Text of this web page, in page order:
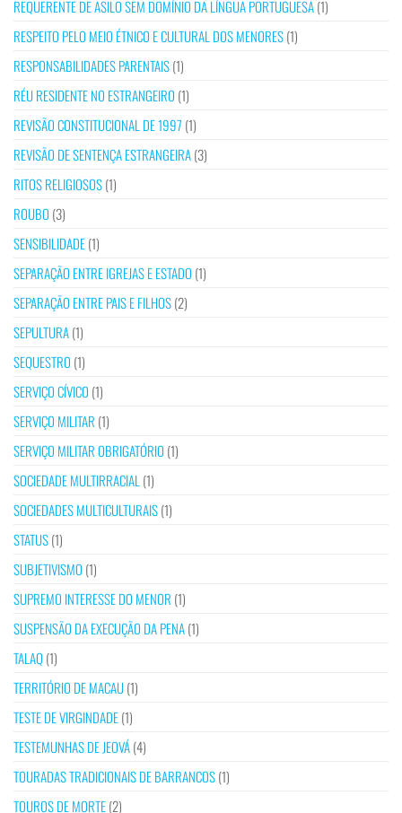
REQUERENTE DE ASILO SEM DOMÍNIO DA LÍNGUA PORTUGUESA(1)
RESPEITO PELO MEIO ÉTNICO E CULTURAL DOS MENORES(1)
RESPONSABILIDADES PARENTAIS(1)
RÉU RESIDENTE NO ESTRANGEIRO (1)
REVISÃO CONSTITUCIONAL DE 1997 (1)
REVISÃO DE SENTENÇA ESTRANGEIRA(3)
RITOS RELIGIOSOS(1)
ROUBO (3)
SENSIBILIDADE(1)
SEPARAÇÃO ENTRE IGREJAS E ESTADO (1)
SEPARAÇÃO ENTRE PAIS E FILHOS(2)
SEPULTURA(1)
SEQUESTRO (1)
SERVIÇO CÍVICO (1)
SERVIÇO MILITAR (1)
SERVIÇO MILITAR OBRIGATÓRIO (1)
SOCIEDADE MULTIRRACIAL (1)
SOCIEDADES MULTICULTURAIS(1)
STATUS(1)
SUBJETIVISMO (1)
SUPREMO INTERESSE DO MENOR (1)
SUSPENSÃO DA EXECUÇÃO DA PENA(1)
TALAQ(1)
TERRITÓRIO DE MACAU(1)
TESTE DE VIRGINDADE(1)
TESTEMUNHAS DE JEOVÁ(4)
TOURADAS TRADICIONAIS DE BARRANCOS(1)
TOUROS DE MORTE(2)